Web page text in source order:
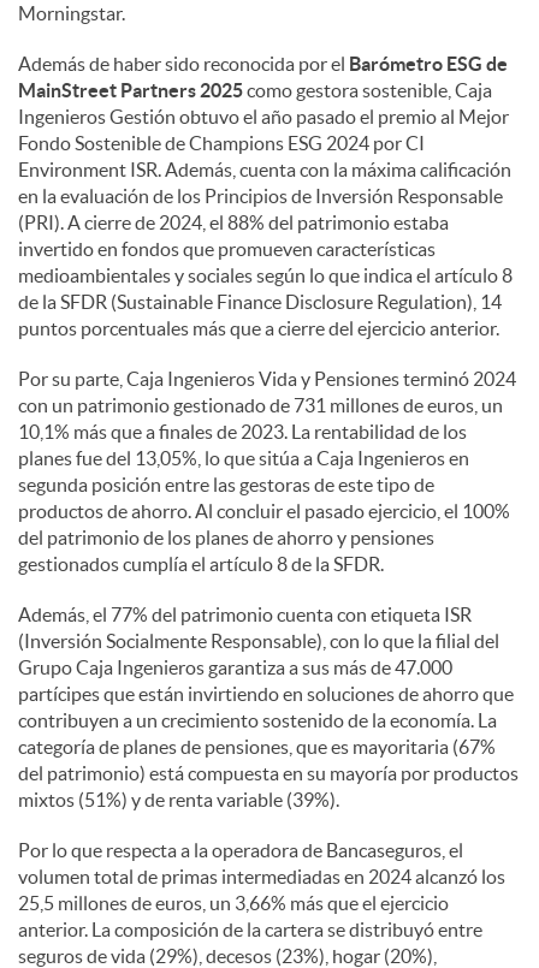
Morningstar.
Además de haber sido reconocida por el Barómetro ESG de
MainStreet Partners 2025como gestora sostenible, Caja
Ingenieros Gestión obtuvo el año pasado el premio al Mejor
Fondo Sostenible de Champions ESG 2024 por CI
Environment ISR. Además, cuenta con la máxima calificación
en la evaluación de los Principios de Inversión Responsable
(PRI). A cierre de 2024, el 88% del patrimonio estaba
invertido en fondos que promueven características
medioambientales y sociales según lo que indica el artículo 8
de la SFDR (Sustainable Finance Disclosure Regulation), 14
puntos porcentuales más que a cierre del ejercicio anterior.
Por su parte, Caja Ingenieros Vida y Pensiones terminó 2024
con un patrimonio gestionado de 731 millones de euros, un
10,1% más que a finales de 2023. La rentabilidad de los
planes fue del 13,05%, lo que sitúa a Caja Ingenieros en
segunda posición entre las gestoras de este tipo de
productos de ahorro. Al concluir el pasado ejercicio, el 100%
del patrimonio de los planes de ahorro y pensiones
gestionados cumplía el artículo 8 de la SFDR.
Además, el 77% del patrimonio cuenta con etiqueta ISR
(Inversión Socialmente Responsable), con lo que la filial del
Grupo Caja Ingenieros garantiza a sus más de 47.000
partícipes que están invirtiendo en soluciones de ahorro que
contribuyen a un crecimiento sostenido de la economía. La
categoría de planes de pensiones, que es mayoritaria (67%
del patrimonio) está compuesta en su mayoría por productos
mixtos (51%) y de renta variable (39%).
Por lo que respecta a la operadora de Bancaseguros, el
volumen total de primas intermediadas en 2024 alcanzó los
25,5 millones de euros, un 3,66% más que el ejercicio
anterior. La composición de la cartera se distribuyó entre
seguros de vida (29%), decesos (23%), hogar (20%),